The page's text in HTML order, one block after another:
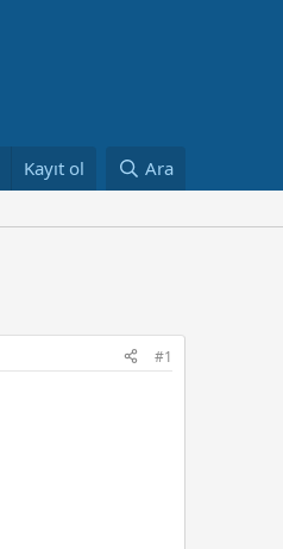
Kayıt ol Ara
#1